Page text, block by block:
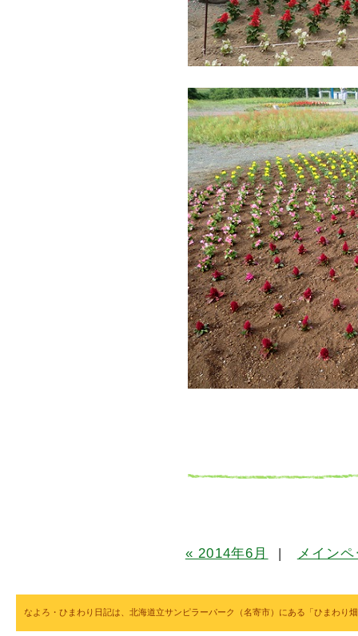
« 2014年6月 | メイン
なよろ・ひまわり日記は、北海道立サンピラーパーク（名寄市）にある「ひまわり